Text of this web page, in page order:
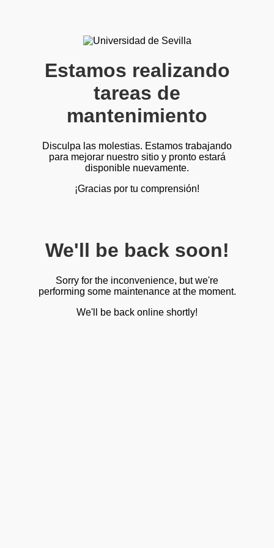
Estamos realizando
tareas de
mantenimiento
Disculpa las molestias. Estamos trabajando
para mejorar nuestro sitio y pronto estará
disponible nuevamente.
¡Gracias por tu comprensión!
We'll be back soon!
Sorry for the inconvenience, but we're
performing some maintenance at the moment.
We'll be back online shortly!